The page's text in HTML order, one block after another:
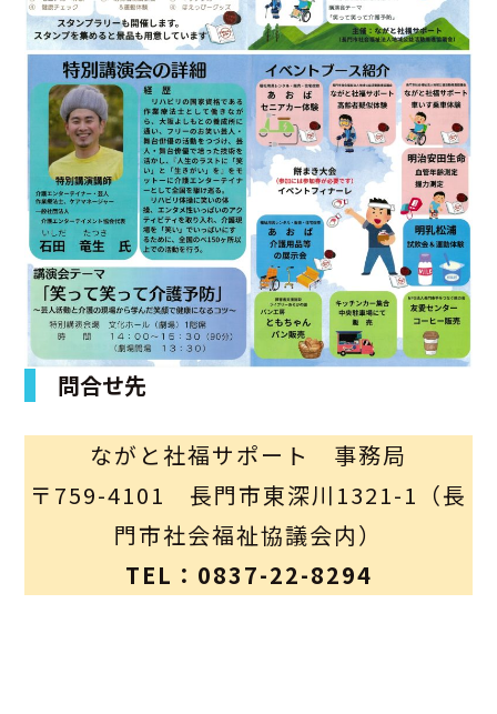
問合せ先
ながと社福サポート 事務局
〒759-4101 長門市東深川1321-1（長
門市社会福祉協議会内）
TEL：0837-22-8294